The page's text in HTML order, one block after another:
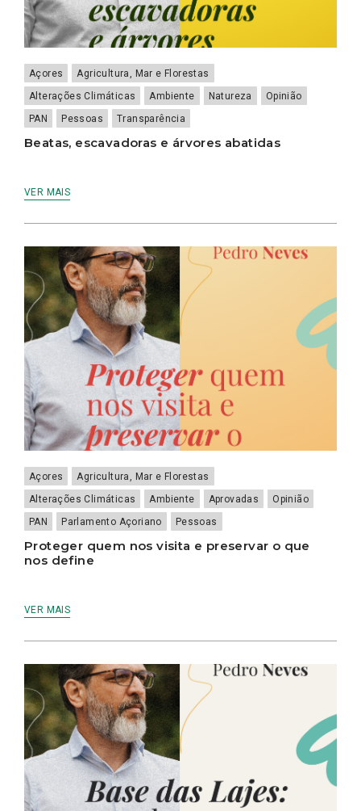
Açores
Agricultura, Mar e Florestas
Alterações Climáticas
Ambiente Natureza
Opinião
PAN
Pessoas Transparência
Beatas, escavadoras e árvores abatidas
VER MAIS
Açores
Agricultura, Mar e Florestas
Alterações Climáticas
Ambiente Aprovadas
Opinião
PAN
Parlamento Açoriano Pessoas
Proteger quem nos visita e preservar o que
nos define
VER MAIS